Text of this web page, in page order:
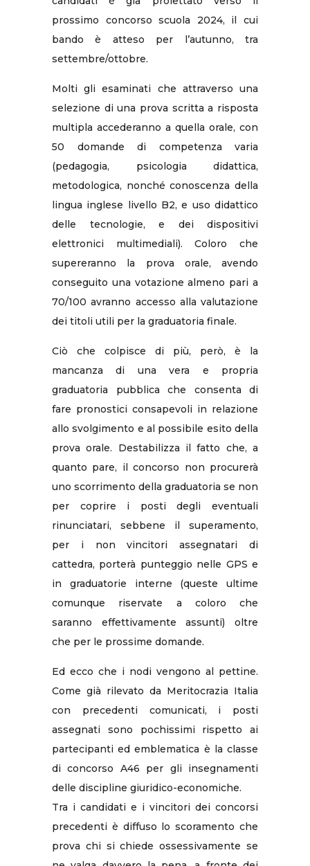
prossimo concorso scuola 2024, il cui
bando è atteso per l’autunno, tra
settembre/ottobre.
Molti gli esaminati che attraverso una
selezione di una prova scritta a risposta
multipla accederanno a quella orale, con
50 domande di competenza varia
(pedagogia, psicologia didattica,
metodologica, nonché conoscenza della
lingua inglese livello B2, e uso didattico
delle tecnologie, e dei dispositivi
elettronici multimediali). Coloro che
supereranno la prova orale, avendo
conseguito una votazione almeno pari a
70/100 avranno accesso alla valutazione
dei titoli utili per la graduatoria finale.
Ciò che colpisce di più, però, è la
mancanza di una vera e propria
graduatoria pubblica che consenta di
fare pronostici consapevoli in relazione
allo svolgimento e al possibile esito della
prova orale. Destabilizza il fatto che, a
quanto pare, il concorso non procurerà
uno scorrimento della graduatoria se non
per coprire i posti degli eventuali
rinunciatari, sebbene il superamento,
per i non vincitori assegnatari di
cattedra, porterà punteggio nelle GPS e
in graduatorie interne (queste ultime
comunque riservate a coloro che
saranno effettivamente assunti) oltre
che per le prossime domande.
Ed ecco che i nodi vengono al pettine.
Come già rilevato da Meritocrazia Italia
con precedenti comunicati, i posti
assegnati sono pochissimi rispetto ai
partecipanti ed emblematica è la classe
di concorso A46 per gli insegnamenti
delle discipline giuridico-economiche.
Tra i candidati e i vincitori dei concorsi
precedenti è diffuso lo scoramento che
prova chi si chiede ossessivamente se